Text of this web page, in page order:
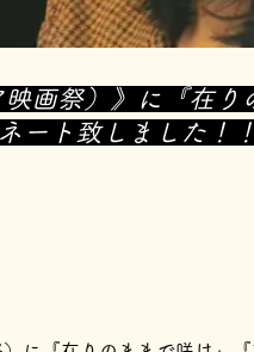
画祭）》に『在り
ート致しました！！